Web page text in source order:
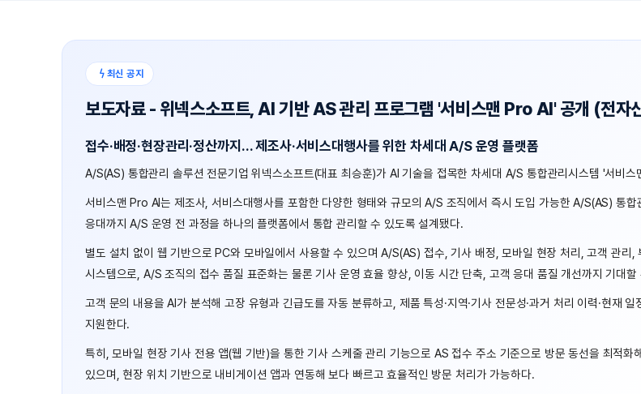
최신 공지
보도자료 - 위넥스소프트, AI 기반 AS 관리 프로그램 '서비스맨 Pro AI' 공개 (전자
접수·배정·현장관리·정산까지… 제조사·서비스대행사를 위한 차세대 A/S 운영 플랫폼
A/S(AS) 통합관리 솔루션 전문기업 위넥스소프트(대표 최승훈)가 AI 기술을 접목한 차세대 A/S 통합관리시스템 '서비
서비스맨 Pro AI는 제조사, 서비스대행사를 포함한 다양한 형태와 규모의 A/S 조직에서 즉시 도입 가능한 A/S(AS) 통
응대까지 A/S 운영 전 과정을 하나의 플랫폼에서 통합 관리할 수 있도록 설계됐다.
별도 설치 없이 웹 기반으로 PC와 모바일에서 사용할 수 있으며 A/S(AS) 접수, 기사 배정, 모바일 현장 처리, 고객 관
시스템으로, A/S 조직의 접수 품질 표준화는 물론 기사 운영 효율 향상, 이동 시간 단축, 고객 응대 품질 개선까지 기대할
고객 문의 내용을 AI가 분석해 고장 유형과 긴급도를 자동 분류하고, 제품 특성·지역·기사 전문성·과거 처리 이력·현재
지원한다.
특히, 모바일 현장 기사 전용 앱(웹 기반)을 통한 기사 스케줄 관리 기능으로 AS 접수 주소 기준으로 방문 동선을 최적
있으며, 현장 위치 기반으로 내비게이션 앱과 연동해 보다 빠르고 효율적인 방문 처리가 가능하다.